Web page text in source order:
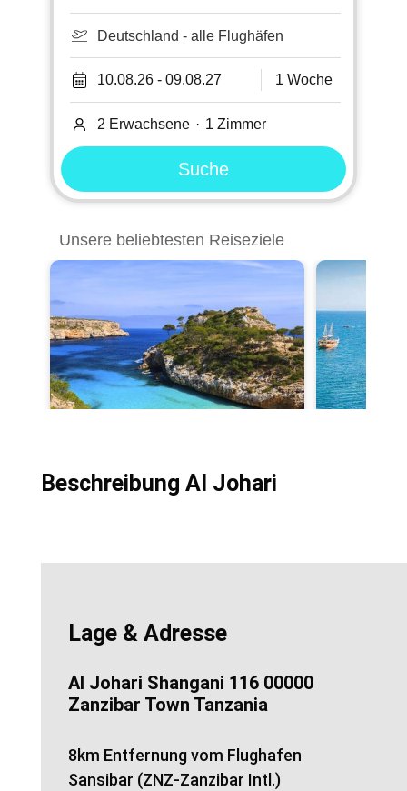
Beschreibung Al Johari
Lage & Adresse
Al Johari Shangani 116 00000
Zanzibar Town Tanzania
8km Entfernung vom Flughafen
Sansibar (ZNZ-Zanzibar Intl.)